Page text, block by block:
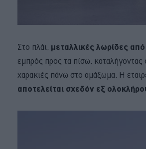
Στο πλάι, μεταλλικές λωρίδες
εμπρός προς τα πίσω, καταλήγοντας
χαρακιές πάνω στο αμάξωμα. Η
αποτελείται σχεδόν εξ